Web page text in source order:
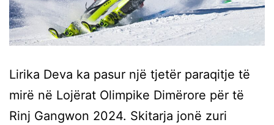
Lirika Deva ka pasur një tjetër paraqitje të
mirë në Lojërat Olimpike Dimërore për të
Rinj Gangwon 2024. Skitarja jonë zuri